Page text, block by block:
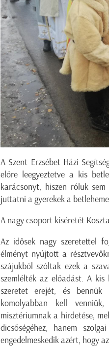
A Szent Erzsébet Házi
előre leegyeztetve a kis
karácsonyt, hiszen róluk
juttatni a gyerekek a
A nagy csoport kíséretét
Az idősek nagy szeretettel
élményt nyújtott a
szájukból szóltak ezek a
szemlélték az előadást. A
szeretet erejét, és bennük
komolyabban kell
misztériumnak a hirdetése,
dicsőségéhez, hanem
engedelmeskedik azért, hogy